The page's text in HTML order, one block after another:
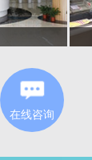
在线咨询